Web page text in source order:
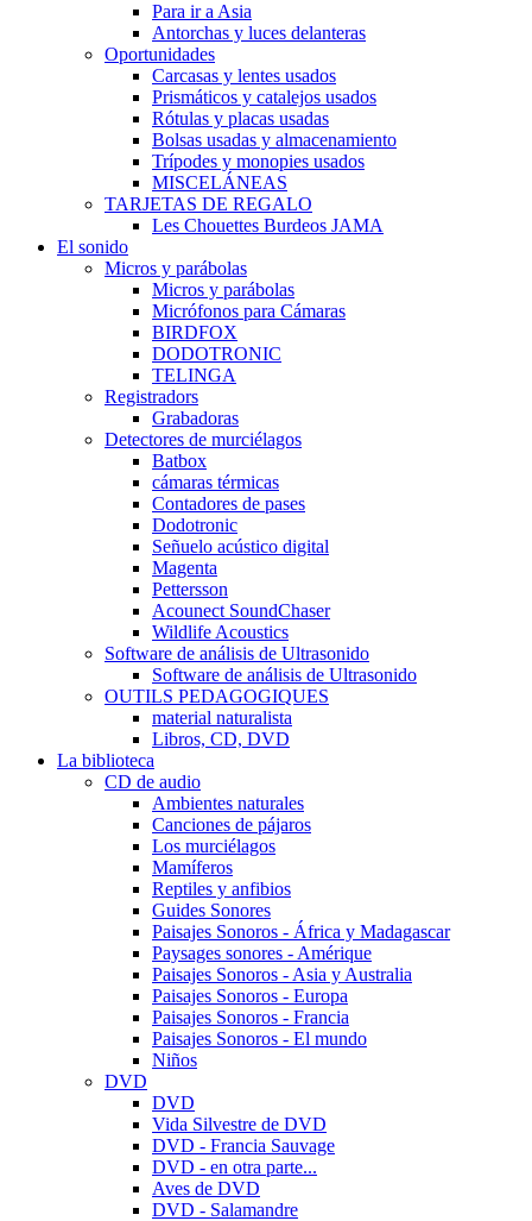
Para ir a Asia
Antorchas y luces delanteras
Oportunidades
Carcasas y lentes usados
Prismáticos y catalejos usados
Rótulas y placas usadas
Bolsas usadas y almacenamiento
Trípodes y monopies usados
MISCELÁNEAS
TARJETAS DE REGALO
Les Chouettes Burdeos JAMA
El sonido
Micros y parábolas
Micros y parábolas
Micrófonos para Cámaras
BIRDFOX
DODOTRONIC
TELINGA
Registradors
Grabadoras
Detectores de murciélagos
Batbox
cámaras térmicas
Contadores de pases
Dodotronic
Señuelo acústico digital
Magenta
Pettersson
Acounect SoundChaser
Wildlife Acoustics
Software de análisis de Ultrasonido
Software de análisis de Ultrasonido
OUTILS PEDAGOGIQUES
material naturalista
Libros, CD, DVD
La biblioteca
CD de audio
Ambientes naturales
Canciones de pájaros
Los murciélagos
Mamíferos
Reptiles y anfibios
Guides Sonores
Paisajes Sonoros - África y Madagascar
Paysages sonores - Amérique
Paisajes Sonoros - Asia y Australia
Paisajes Sonoros - Europa
Paisajes Sonoros - Francia
Paisajes Sonoros - El mundo
Niños
DVD
DVD
Vida Silvestre de DVD
DVD - Francia Sauvage
DVD - en otra parte...
Aves de DVD
DVD - Salamandre